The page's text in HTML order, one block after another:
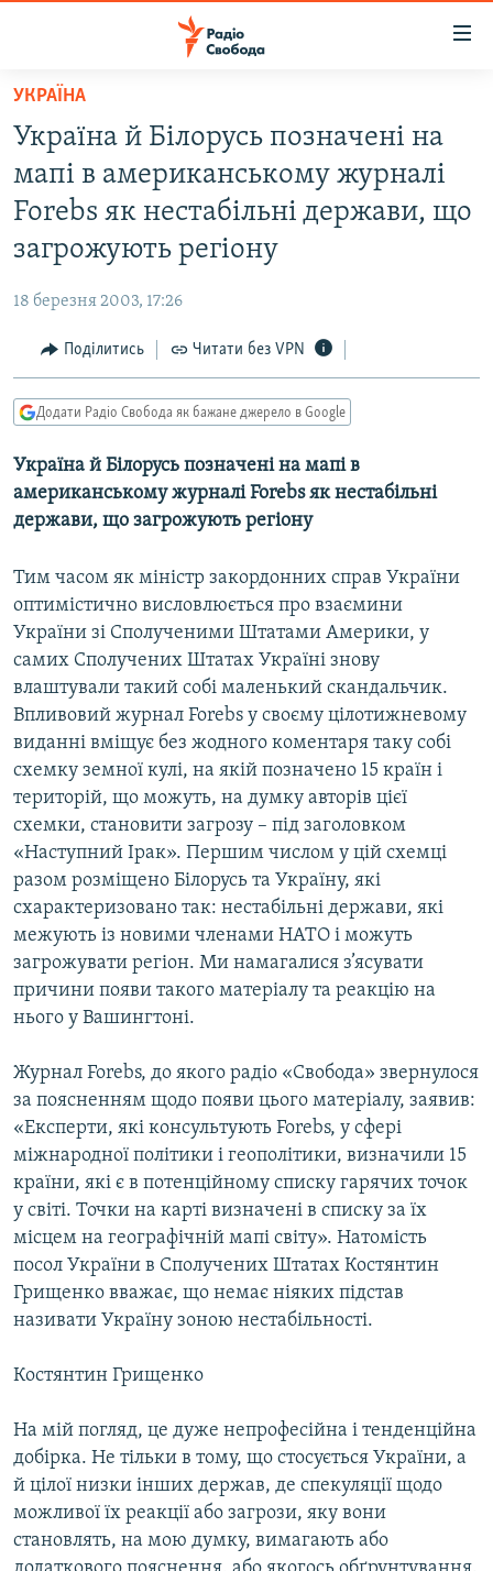
Перейти
основного
матеріалу
Перейти
до
основної
Перейти
пошуку
ВСЕ ЗА ДОБУ
СТАТТІ
СУСПІЛЬСТВО
КУЛЬТУРА
СПОРТ
СВІТ
ДОНБАС.РЕАЛІЇ
КРИМ.РЕАЛІЇ
ТИ ЯК?
КИТАЙ.ВИКЛИКИ
МУЛЬТИМЕДІА
СПЕЦПРОЄКТИ
ПОДКАСТИ
КРИМ РЕАЛІЇ
РУС
КТАТ
ДОЛУЧАЙСЯ!
Усі сайти RFE/RL
УКРАЇНА
Україна й Білорусь позначені на
мапі в американському журналі
Forebs як нестабільні держави, що
загрожують регіону
18 березня 2003, 17:26
Поділитись Читати без VPN
Додати Радіо Свобода як бажане джерело в Google
Україна й Білорусь позначені на мапі в
американському журналі Forebs як нестабільні
держави, що загрожують регіону
Тим часом як міністр закордонних справ України
оптимістично висловлюється про взаємини
України зі Сполученими Штатами Америки, у
самих Сполучених Штатах Україні знову
влаштували такий собі маленький скандальчик.
Впливовий журнал Forebs у своєму цілотижневому
виданні вміщує без жодного коментаря таку собі
схемку земної кулі, на якій позначено 15 країн і
територій, що можуть, на думку авторів цієї
схемки, становити загрозу – під заголовком
«Наступний Ірак». Першим числом у цій схемці
разом розміщено Білорусь та Україну, які
схарактеризовано так: нестабільні держави, які
межують із новими членами НАТО і можуть
загрожувати регіон. Ми намагалися з’ясувати
причини появи такого матеріалу та реакцію на
нього у Вашингтоні.
Журнал Forebs, до якого радіо «Свобода» звернулося
за поясненням щодо появи цього матеріалу, заявив:
«Експерти, які консультують Forebs, у сфері
міжнародної політики і геополітики, визначили 15
країни, які є в потенційному списку гарячих точок
у світі. Точки на карті визначені в списку за їх
місцем на географічній мапі світу». Натомість
посол України в Сполучених Штатах Костянтин
Грищенко вважає, що немає ніяких підстав
називати Україну зоною нестабільності.
Костянтин Грищенко
На мій погляд, це дуже непрофесійна і тенденційна
добірка. Не тільки в тому, що стосується України, а
й цілої низки інших держав, де спекуляції щодо
можливої їх реакції або загрози, яку вони
становлять, на мою думку, вимагають або